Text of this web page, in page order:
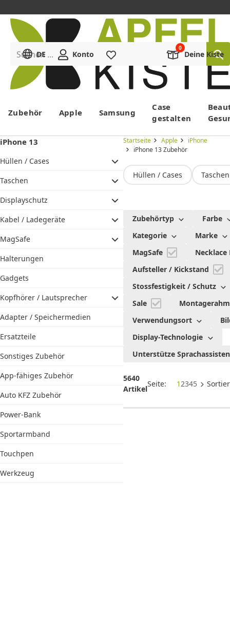
Menü
Suchen ...
DE Konto Deine Kiste
Zubehör Apple Samsung
Case
gestalten
iPhone 13
Hüllen / Cases
Taschen
Displayschutz
Kabel / Ladegeräte
MagSafe
Halterungen
Gadgets
Kopfhörer / Lautsprecher
Adapter / Speichermedien
Ersatzteile
Sonstiges Zubehör
App-fähiges Zubehör
Auto KFZ Zubehör
Power-Bank
Sportarmband
Touchpen
Werkzeug
Startseite Apple
iPhone
iPhone 13 Zubehör
Hüllen / Cases Taschen
iPhone
13
Zubehör
Zubehörtyp
Farbe
Kategorie
Marke
MagSafe
Aufsteller / Kickstand
Stossfestigkeit / Schutz
Sale
Verwendungsort
Display-Technologie
Unterstütze
5640
Artikel
Seite: 1 2345